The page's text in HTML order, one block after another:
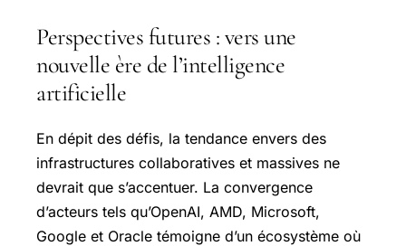
Perspectives futures : vers une
nouvelle ère de l’intelligence
artificielle
En dépit des défis, la tendance envers des
infrastructures collaboratives et massives ne
devrait que s’accentuer. La convergence
d’acteurs tels qu’OpenAI, AMD, Microsoft,
Google et Oracle témoigne d’un écosystème où